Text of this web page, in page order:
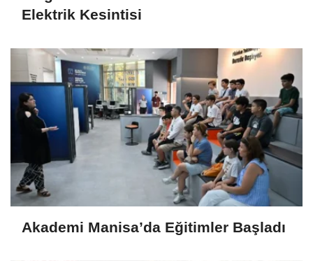
Elektrik Kesintisi
Akademi Manisa’da Eğitimler Başladı